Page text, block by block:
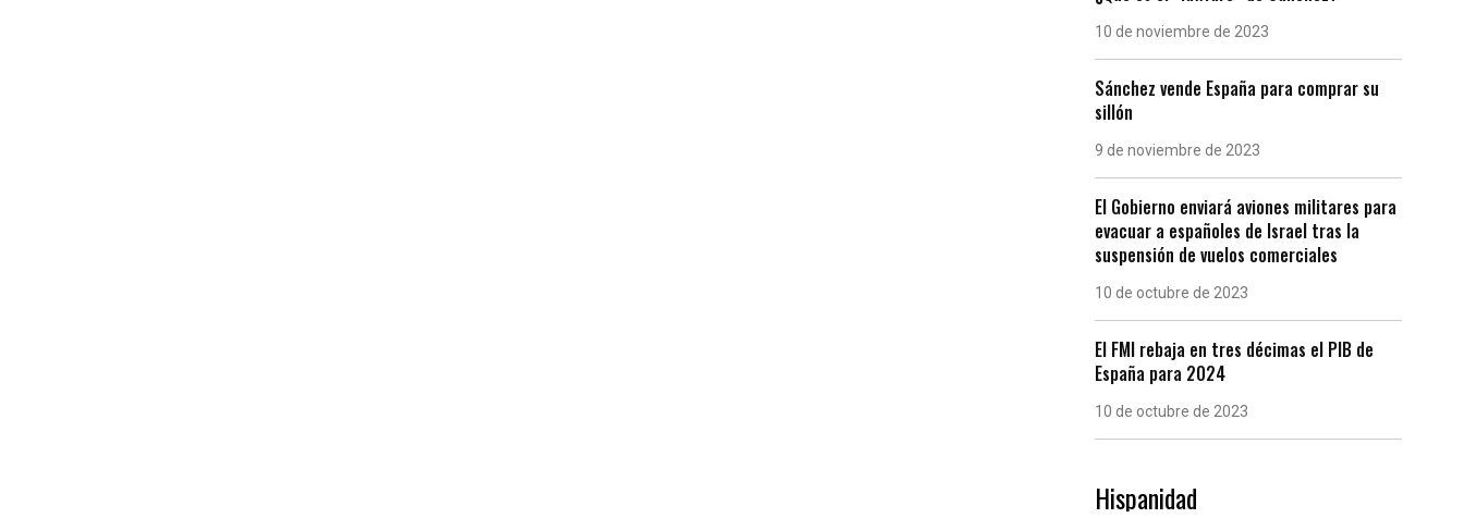
10 de noviembre de 2023
Sánchez vende España para comprar su
sillón
9 de noviembre de 2023
El Gobierno enviará aviones militares para
evacuar a españoles de Israel tras la
suspensión de vuelos comerciales
10 de octubre de 2023
El FMI rebaja en tres décimas el PIB de
España para 2024
10 de octubre de 2023
Hispanidad